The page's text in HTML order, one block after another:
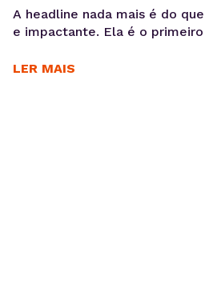
A headline nada mais é do
e impactante. Ela é o
atenção das pessoas no que
LER MAIS